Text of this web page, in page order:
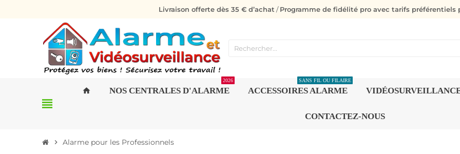
Livraison offerte dès 35 € d’achat /Programme de fidélité pro avec tarifs préférentiels
view_headline
home NOS CENTRALES D'ALARME
2026
ACCESSOIRES ALARME
SANS FIL OU FILAIRE
CONTACTEZ-NOUS
chevron_right Alarme pour les Professionnels